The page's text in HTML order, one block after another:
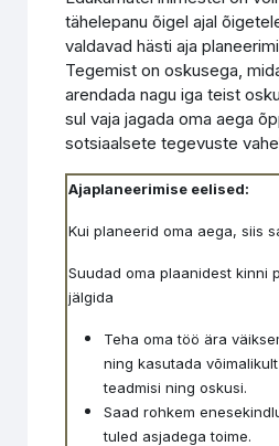
tähelepanu õigel ajal
valdavad hästi aja
Tegemist on oskusega,
arendada nagu iga teist
sul vaja jagada oma aega
sotsiaalsete tegevuste
Ajaplaneerimise eelised:
Kui planeerid oma aega, siis
Suudad oma plaanidest kinni
jälgida
Teha oma töö ära
ning kasutada
teadmisi ning oskusi.
Saad rohkem
tuled asjadega toime.